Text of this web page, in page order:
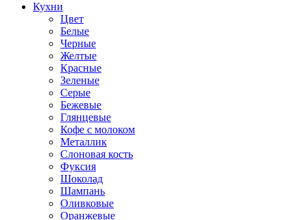
Кухни
Цвет
Белые
Черные
Желтые
Красные
Зеленые
Серые
Бежевые
Глянцевые
Кофе с молоком
Металлик
Слоновая кость
Фуксия
Шоколад
Шампань
Оливковые
Оранжевые